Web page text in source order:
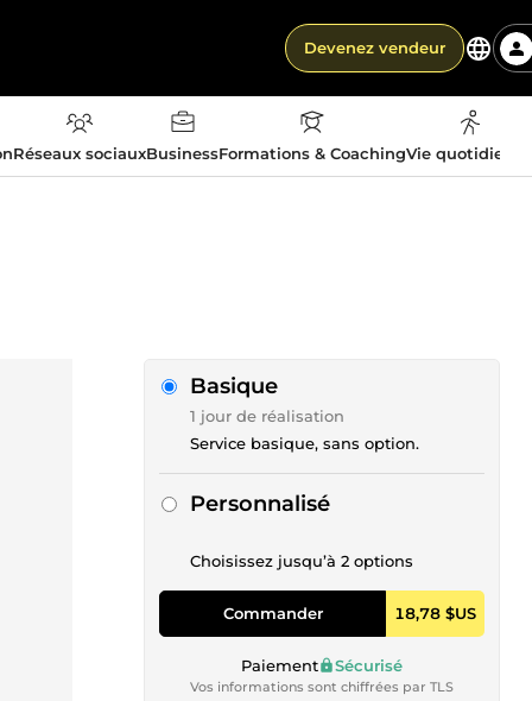
Devenez vendeur
Réseaux sociauxBusinessFormations & CoachingVie
Basique
1 jour de réalisation
Service basique, sans option.
Personnalisé
Choisissez jusqu’à 2 options
Commander 18,78 $US
Paiement Sécurisé
Vos informations sont chiffrées par TLS